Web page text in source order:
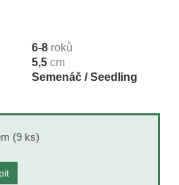
6-8 roků
5,5 cm
Semenáč / Seedling
(9 ks)